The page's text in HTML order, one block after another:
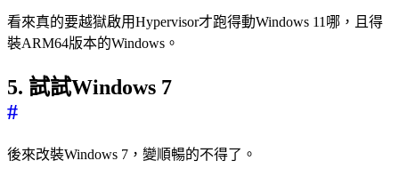
看來真的要越獄啟用Hypervisor才跑得動Windows 11哪，且得
裝ARM64版本的Windows。
5. 試試Windows 7
#
後來改裝Windows 7，變順暢的不得了。